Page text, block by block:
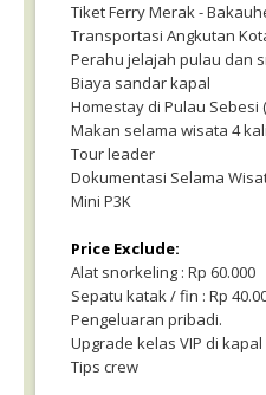
Tiket Ferry Merak -
Transportasi Angkutan
Perahu jelajah pulau dan
Biaya sandar kapal
Homestay di Pulau Sebesi
Makan selama wisata 4 kali
Tour leader
Dokumentasi Selama
Mini P3K
Price Exclude:
Alat snorkeling : Rp 60.000
Sepatu katak / fin : Rp
Pengeluaran pribadi.
Upgrade kelas VIP di kapal
Tips crew